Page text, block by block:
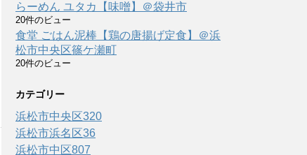
らーめん ユタカ【味噌】＠袋井市
20件のビュー
食堂 ごはん泥棒【鶏の唐揚げ定食】＠浜
松市中央区篠ケ瀬町
20件のビュー
カテゴリー
浜松市中央区320
浜松市浜名区36
浜松市中区807